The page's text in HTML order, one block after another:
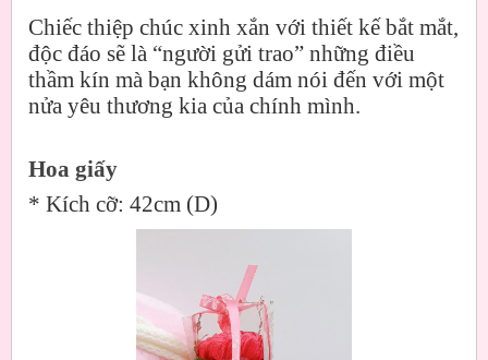
Chiếc thiệp chúc xinh xắn với thiết kế bắt mắt,
độc đáo sẽ là “người gửi trao” những điều
thầm kín mà bạn không dám nói đến với một
nửa yêu thương kia của chính mình.
Hoa giấy
* Kích cỡ: 42cm (D)